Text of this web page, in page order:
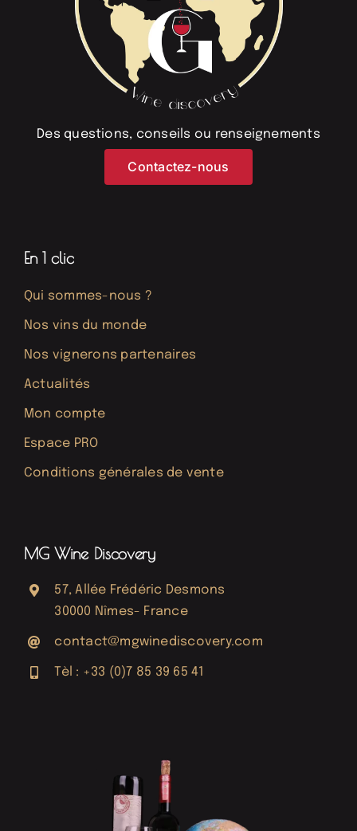
Des questions, conseils ou renseignements
Contactez-nous
En 1 clic
Qui sommes-nous ?
Nos vins du monde
Nos vignerons partenaires
Actualités
Mon compte
Espace PRO
Conditions générales de vente
MG Wine Discovery
57, Allée Frédéric Desmons
30000 Nîmes- France
contact@mgwinediscovery.com
Tèl : +33 (0)7 85 39 65 41